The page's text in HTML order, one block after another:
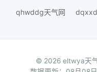
qhwddg天气网
© 2026 eltwya天